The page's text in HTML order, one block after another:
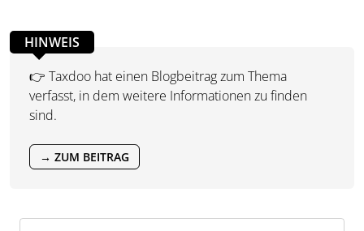
HINWEIS
👉 Taxdoo hat einen Blogbeitrag zum Thema
verfasst, in dem weitere Informationen zu finden
sind.
→ ZUM BEITRAG